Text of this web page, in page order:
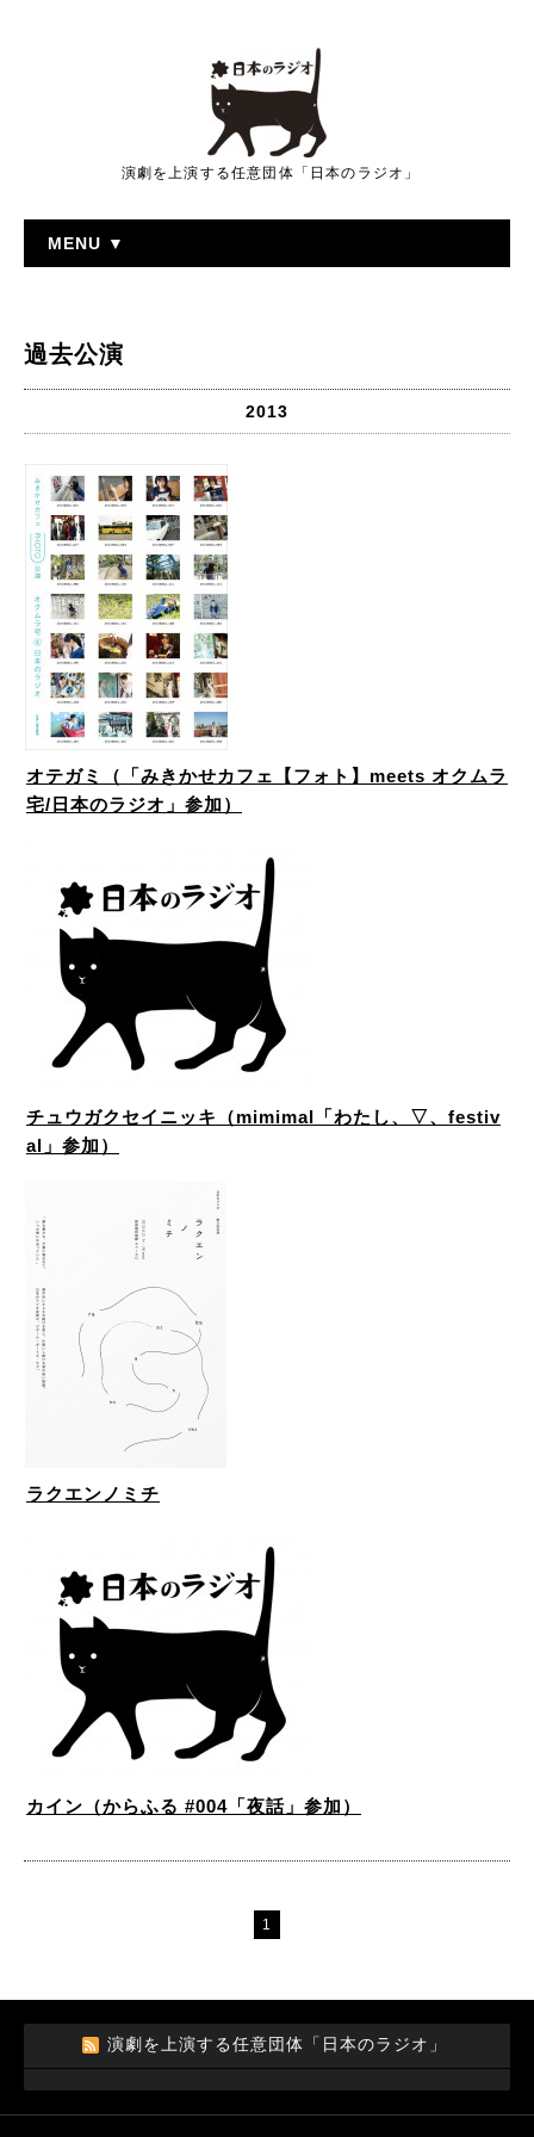
演劇を上演する任意団体「日本のラジオ」
MENU ▼
過去公演
2013
オテガミ（「みきかせカフェ【フォト】meets オクムラ
宅/日本のラジオ」参加）
チュウガクセイニッキ（mimimal「わたし、▽、festiv
al」参加）
ラクエンノミチ
カイン（からふる #004「夜話」参加）
1
演劇を上演する任意団体「日本のラジオ」